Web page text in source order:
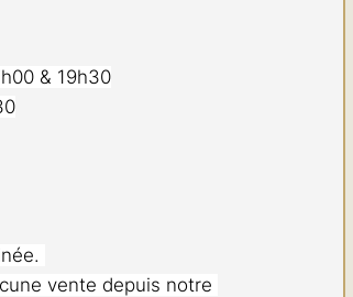
& 19h30
vente depuis notre